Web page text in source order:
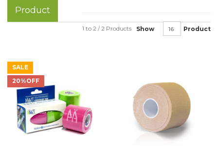
Product
Show Product
1 to 2 / 2 Products
SALE
20%OFF